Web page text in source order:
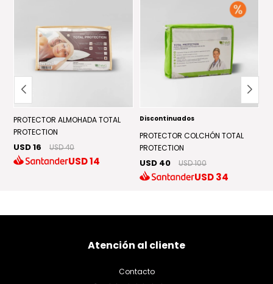
PROTECTOR ALMOHADA TOTAL
PROTECTION
USD 16 USD 40
USD14
Discontinuados
PROTECTOR COLCHÓN TOTAL
PROTECTION
USD 40 USD 100
USD34
Atención al cliente
Contacto